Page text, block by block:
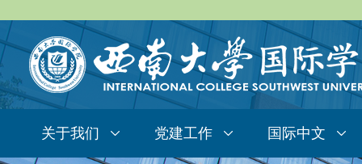
关于我们 党建工作 国际中文